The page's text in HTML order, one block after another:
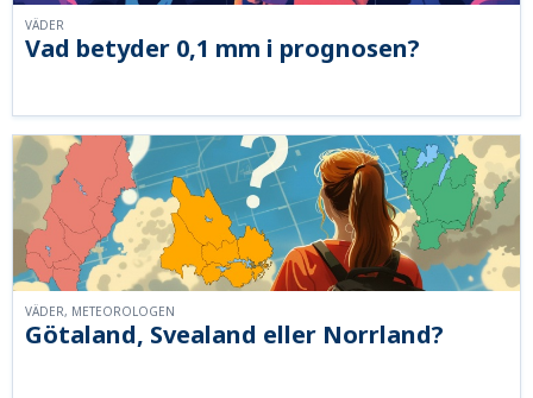
Vad betyder 0,1 mm i prognosen?
VÄDER
Götaland, Svealand eller Norrland?
VÄDER, METEOROLOGEN